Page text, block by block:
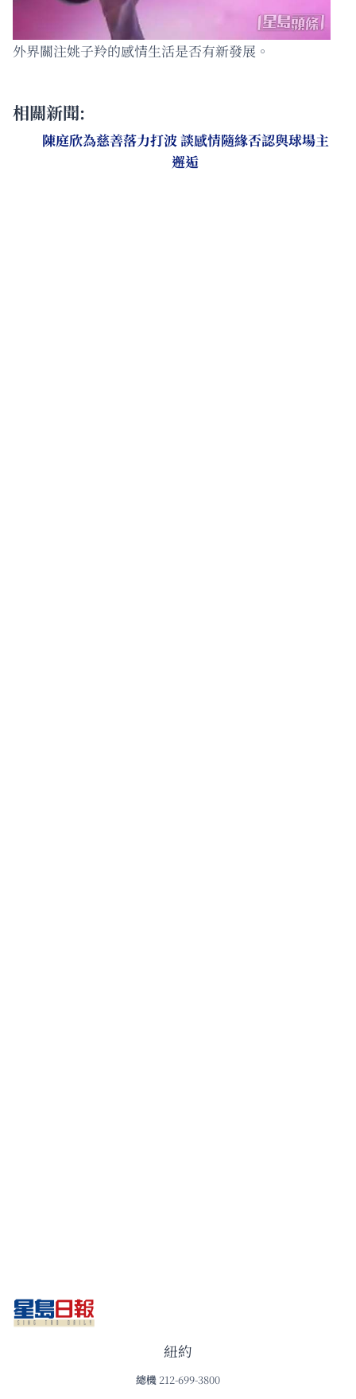
外界關注姚子羚的感情生活是否有新發展。
相關新聞:
陳庭欣為慈善落力打波 談感情隨緣否認與球場主
邂逅
紐約
總機 212-699-3800